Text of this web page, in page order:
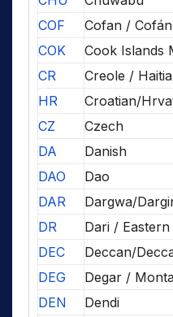
COF
Cofan / Cofán
COK
Cook Islands
CR
Creole /
HR
Croatian/
CZ
Czech
DA
Danish
DAO
Dao
DAR
Dargwa/
DR
Dari / Eastern
DEC
Deccan/
DEG
Degar /
DEN
Dendi